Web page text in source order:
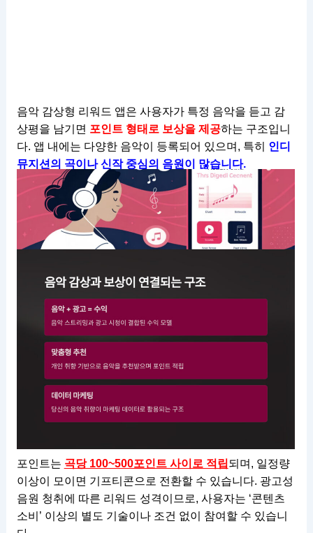
음악 감상형 리워드 앱은 사용자가 특정 음악을 듣고 감
상평을 남기면 포인트 형태로 보상을 제공하는 구조입니
다. 앱 내에는 다양한 음악이 등록되어 있으며, 특히 인디
뮤지션의 곡이나 신작 중심의 음원이 많습니다.
포인트는 곡당 100~500포인트 사이로 적립되며, 일정량
이상이 모이면 기프티콘으로 전환할 수 있습니다. 광고성
음원 청취에 따른 리워드 성격이므로, 사용자는 ‘콘텐츠
소비’ 이상의 별도 기술이나 조건 없이 참여할 수 있습니